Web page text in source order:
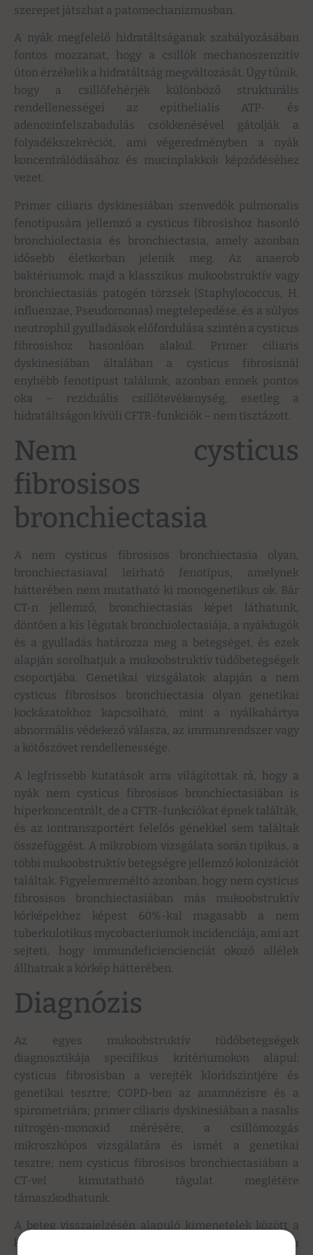
szerepet játszhat a patomechanizmusban.
A nyák megfelelő hidratáltságanak szabályozásában
fontos mozzanat, hogy a csillók mechanoszenzitív
úton érzékelik a hidratáltság megváltozását. Úgy tűnik,
hogy a csillófehérjék különböző strukturális
rendellenességei az epithelialis ATP- és
adenozinfelszabadulás csökkenésével gátolják a
folyadékszekréciót, ami végeredményben a nyák
koncentrálódásához és mucinplakkok képződéséhez
vezet.
Primer ciliaris dyskinesiában szenvedők pulmonalis
fenotípusára jellemző a cysticus fibrosishoz hasonló
bronchiolectasia és bronchiectasia, amely azonban
idősebb életkorban jelenik meg. Az anaerob
baktériumok, majd a klasszikus mukoobstruktív vagy
bronchiectasiás patogén törzsek (Staphylococcus, H.
influenzae, Pseudomonas) megtelepedése, és a súlyos
neutrophil gyulladások előfordulása szintén a cysticus
fibrosishoz hasonlóan alakul. Primer ciliaris
dyskinesiában általában a cysticus fibrosisnál
enyhébb fenotípust találunk, azonban ennek pontos
oka – reziduális csillótevékenység, esetleg a
hidratáltságon kívüli CFTR-funkciók – nem tisztázott.
Nem cysticus
fibrosisos
bronchiectasia
A nem cysticus fibrosisos bronchiectasia olyan,
bronchiectasiaval leírható fenotípus, amelynek
hátterében nem mutatható ki monogenetikus ok. Bár
CT-n jellemző, bronchiectasiás képet láthatunk,
döntően a kis légutak bronchiolectasiája, a nyákdugók
és a gyulladás határozza meg a betegséget, és ezek
alapján sorolhatjuk a mukoobstruktív tüdőbetegségek
csoportjába. Genetikai vizsgálatok alapján a nem
cysticus fibrosisos bronchiectasia olyan genetikai
kockázatokhoz kapcsolható, mint a nyálkahártya
abnormális védekező válasza, az immunrendszer vagy
a kötőszövet rendellenessége.
A legfrissebb kutatások arra világítottak rá, hogy a
nyák nem cysticus fibrosisos bronchiectasiában is
hiperkoncentrált, de a CFTR-funkciókat épnek találták,
és az iontranszportért felelős génekkel sem találtak
összefüggést. A mikrobiom vizsgálata során tipikus, a
többi mukoobstruktív betegségre jellemző kolonizációt
találtak. Figyelemreméltó azonban, hogy nem cysticus
fibrosisos bronchiectasiában más mukoobstruktív
kórképekhez képest 60%-kal magasabb a nem
tuberkulotikus mycobacteriumok incidenciája, ami azt
sejteti, hogy immundeficiencienciát okozó allélek
állhatnak a kórkép hátterében.
Diagnózis
Az egyes mukoobstruktív tüdőbetegségek
diagnosztikája specifikus kritériumokon alapul:
cysticus fibrosisban a verejték kloridszintjére és
genetikai tesztre; COPD-ben az anamnézisre és a
spirometriára; primer ciliaris dyskinesiában a nasalis
nitrogén-monoxid mérésére, a csillómozgás
mikroszkópos vizsgálatára és ismét a genetikai
tesztre; nem cysticus fibrosisos bronchiectasiában a
CT-vel kimutatható tágulat meglétére
támaszkodhatunk.
A beteg visszajelzésén alapuló kimenetelek között a
köhögés és köpetürítés, az exacerbációk gyakorisága a